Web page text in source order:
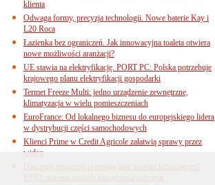
klienta
Odwaga formy, precyzja technologii. Nowe baterie Kay i
L20 Roca
Łazienka bez ograniczeń. Jak innowacyjna toaleta otwiera
nowe możliwości aranżacji?
UE stawia na elektryfikację. PORT PC: Polska potrzebuje
krajowego planu elektryfikacji gospodarki
Termet Freeze Multi: jedno urządzenie zewnętrzne,
klimatyzacja w wielu pomieszczeniach
EuroFrance: Od lokalnego biznesu do europejskiego lidera
w dystrybucji części samochodowych
Klienci Prime w Credit Agricole załatwią sprawy przez
wideo
Dlaczego retailerzy przestają ufać kodom kreskowym?
RFID zmienia sposób zarządzania sklepem